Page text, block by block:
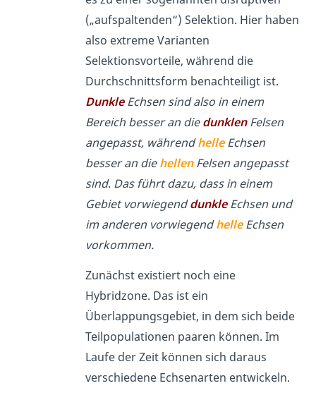
(„aufspaltenden“) Selektion. Hier haben
also extreme Varianten
Selektionsvorteile, während die
Durchschnittsform benachteiligt ist.
DunkleEchsen sind also in einem
Bereich besser an diedunklenFelsen
angepasst, währendhelle Echsen
besser an diehellenFelsen angepasst
sind. Das führt dazu, dass in einem
Gebiet vorwiegenddunkleEchsen und
im anderen vorwiegendhelleEchsen
vorkommen.
Zunächst existiert noch eine
Hybridzone. Das ist ein
Überlappungsgebiet, in dem sich beide
Teilpopulationen paaren können. Im
Laufe der Zeit können sich daraus
verschiedene Echsenarten entwickeln.